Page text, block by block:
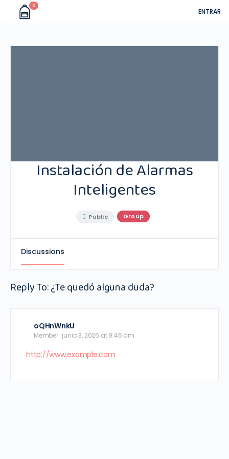
0
ENTRAR
Instalación de Alarmas
Inteligentes
Public Group
Discussions
Reply To: ¿Te quedó alguna duda?
oQHnWnkU
Member junio 3, 2026 at 9:46 am
http://www.example.com